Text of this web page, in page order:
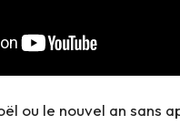
ou le nouvel an sans